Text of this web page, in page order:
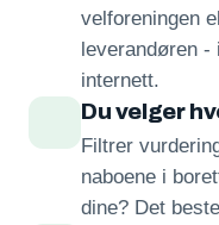
velforeningen
leverandøren -
internett.
Du velger
Filtrer
naboene i
dine? Det